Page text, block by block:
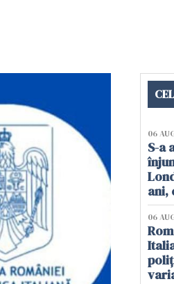
06
S-a
ani,
06